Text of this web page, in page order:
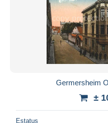
Germersheim
±
Estatus